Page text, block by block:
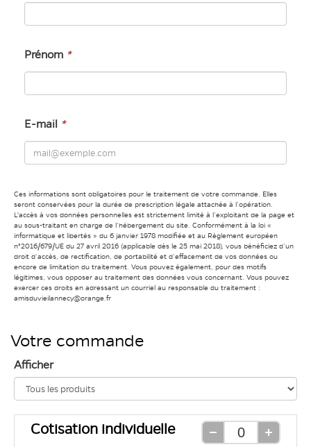
Prénom *
E-mail *
Ces informations sont obligatoires pour le traitement de votre commande. Elles
seront conservées pour la durée de prescription légale attachée à l’opération.
L'accès à vos données personnelles est strictement limité à l’exploitant de la page et
au sous-traitant en charge de l’hébergement du site. Conformément à la loi «
informatique et libertés » du 6 janvier 1978 modifiée et au Règlement européen
n°2016/679/UE du 27 avril 2016 (applicable dès le 25 mai 2018), vous bénéficiez d’un
droit d’accès, de rectification, de portabilité et d’effacement de vos données ou
encore de limitation du traitement. Vous pouvez également, pour des motifs
légitimes, vous opposer au traitement des données vous concernant. Vous pouvez
exercer ces droits en adressant un courriel au responsable du traitement :
amisduvieilannecy@orange.fr
Votre commande
Afficher
Cotisation individuelle
Retirer
Ajouter